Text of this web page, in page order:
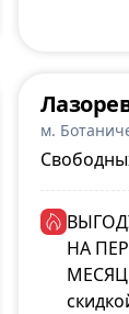
м.
НА
МЕСЯЦ